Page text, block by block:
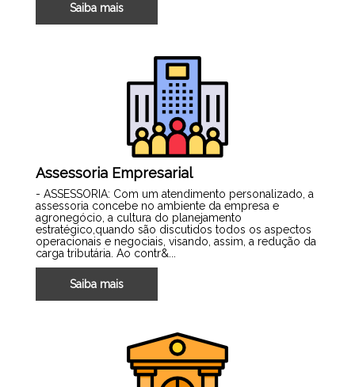
Saiba mais
Assessoria Empresarial
- ASSESSORIA: Com um atendimento personalizado, a
assessoria concebe no ambiente da empresa e
agronegócio, a cultura do planejamento
estratégico,quando são discutidos todos os aspectos
operacionais e negociais, visando, assim, a redução da
carga tributária. Ao contr&...
Saiba mais